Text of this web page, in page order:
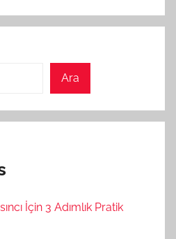
Ara
İçin 3 Adımlık Pratik